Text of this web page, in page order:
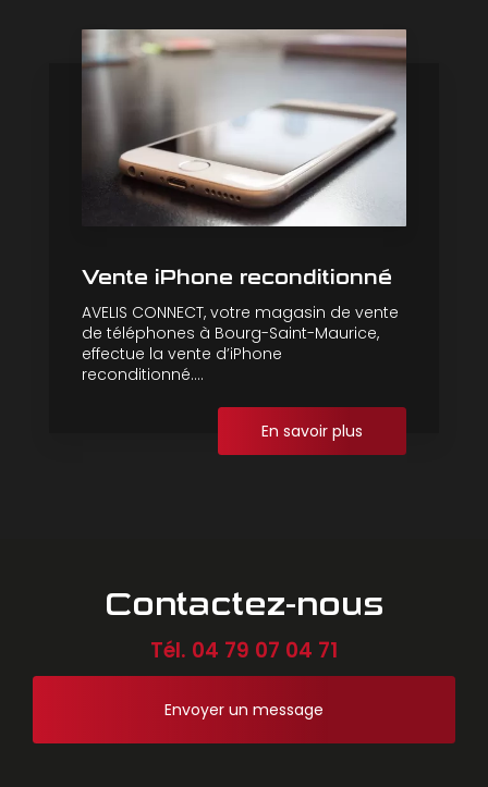
Vente iPhone reconditionné
AVELIS CONNECT, votre magasin de vente
de téléphones à Bourg-Saint-Maurice,
effectue la vente d’iPhone
reconditionné....
En savoir plus
Contactez-nous
Tél. 04 79 07 04 71
Envoyer un message